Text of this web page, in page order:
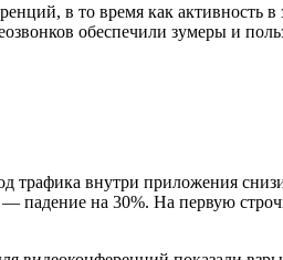
в то время как активность
обеспечили зумеры и
трафика внутри приложения
падение на 30%. На первую